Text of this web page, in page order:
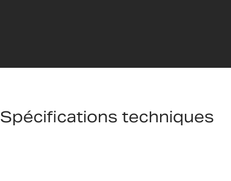
Spécifications techniques